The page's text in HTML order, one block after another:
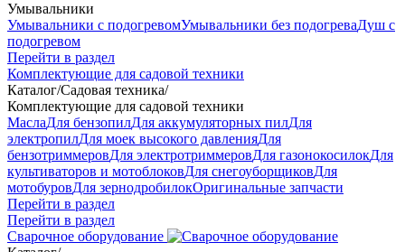
Умывальники
Умывальники с подогревомУмывальники без подогреваДуш с
подогревом
Перейти в раздел
Комплектующие для садовой техники
Каталог/Садовая техника/
Комплектующие для садовой техники
МаслаДля бензопилДля аккумуляторных пилДля
электропилДля моек высокого давленияДля
бензотриммеровДля электротриммеровДля газонокосилокДля
культиваторов и мотоблоковДля снегоуборщиковДля
мотобуровДля зернодробилокОригинальные запчасти
Перейти в раздел
Перейти в раздел
Сварочное оборудование